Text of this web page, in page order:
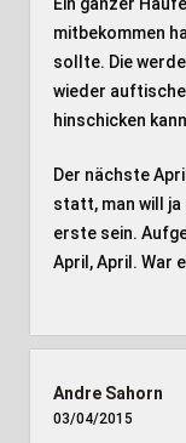
mitbekommen
sollte. Die
wieder
hinschicken
Der nächste
statt, man will
erste sein.
April, April. War
Andre Sahorn
03/04/2015